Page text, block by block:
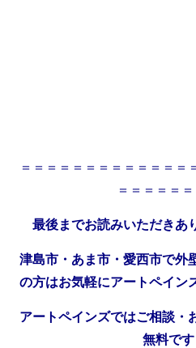
＝＝＝＝＝＝＝＝＝＝＝＝＝
＝＝＝＝＝
最後までお読みいただきあ
津島市・あま市・愛西市で外
の方はお気軽にアートペイン
アートペインズではご相談・
無料です